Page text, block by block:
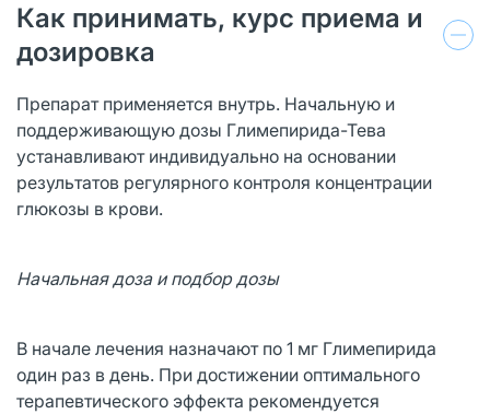
Как принимать, курс приема и
дозировка
Препарат применяется внутрь. Начальную и
поддерживающую дозы Глимепирида-Тева
устанавливают индивидуально на основании
результатов регулярного контроля концентрации
глюкозы в крови.
Начальная доза и подбор дозы
В начале лечения назначают по 1 мг Глимепирида
один раз в день. При достижении оптимального
терапевтического эффекта рекомендуется